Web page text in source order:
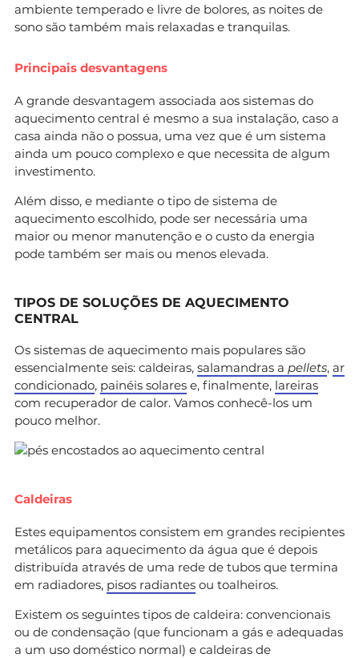
ambiente temperado e livre de bolores, as noites de
sono são também mais relaxadas e tranquilas.
Principais desvantagens
A grande desvantagem associada aos sistemas do
aquecimento central é mesmo a sua instalação, caso a
casa ainda não o possua, uma vez que é um sistema
ainda um pouco complexo e que necessita de algum
investimento.
Além disso, e mediante o tipo de sistema de
aquecimento escolhido, pode ser necessária uma
maior ou menor manutenção e o custo da energia
pode também ser mais ou menos elevada.
TIPOS DE SOLUÇÕES DE AQUECIMENTO
CENTRAL
Os sistemas de aquecimento mais populares são
essencialmente seis: caldeiras, salamandras a pellets, ar
condicionado, painéis solares e, finalmente, lareiras
com recuperador de calor. Vamos conhecê-los um
pouco melhor.
Caldeiras
Estes equipamentos consistem em grandes recipientes
metálicos para aquecimento da água que é depois
distribuída através de uma rede de tubos que termina
em radiadores, pisos radiantes ou toalheiros.
Existem os seguintes tipos de caldeira: convencionais
ou de condensação (que funcionam a gás e adequadas
a um uso doméstico normal) e caldeiras de